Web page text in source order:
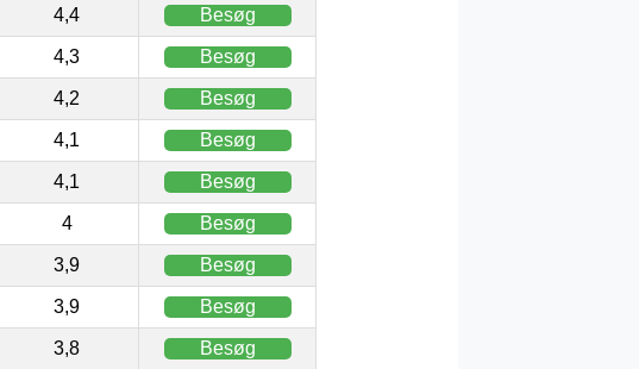
4,4 Besøg
4,3 Besøg
4,2 Besøg
4,1 Besøg
4,1 Besøg
4 Besøg
3,9 Besøg
3,9 Besøg
3,8 Besøg